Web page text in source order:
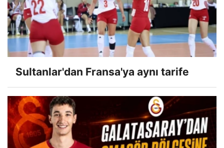
Sultanlar'dan Fransa'ya aynı tarife